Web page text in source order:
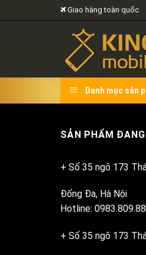
to
Giao hàng toàn quốc
Danh mục sản
SẢN PHẨM
+ Số 35 ngõ 173
Đống Đa, Hà Nội
Hotline:
+ Số 35 ngõ 173